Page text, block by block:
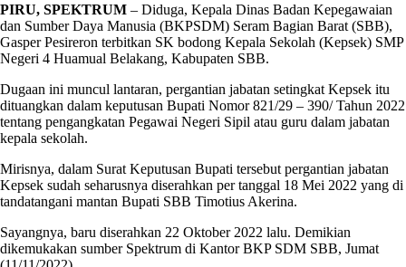
PIRU, SPEKTRUM – Diduga, Kepala Dinas Badan Kepegawaian
dan Sumber Daya Manusia (BKPSDM) Seram Bagian Barat (SBB),
Gasper Pesireron terbitkan SK bodong Kepala Sekolah (Kepsek) SMP
Negeri 4 Huamual Belakang, Kabupaten SBB.
Dugaan ini muncul lantaran, pergantian jabatan setingkat Kepsek itu
dituangkan dalam keputusan Bupati Nomor 821/29 – 390/ Tahun 2022
tentang pengangkatan Pegawai Negeri Sipil atau guru dalam jabatan
kepala sekolah.
Mirisnya, dalam Surat Keputusan Bupati tersebut pergantian jabatan
Kepsek sudah seharusnya diserahkan per tanggal 18 Mei 2022 yang di
tandatangani mantan Bupati SBB Timotius Akerina.
Sayangnya, baru diserahkan 22 Oktober 2022 lalu. Demikian
dikemukakan sumber Spektrum di Kantor BKP SDM SBB, Jumat